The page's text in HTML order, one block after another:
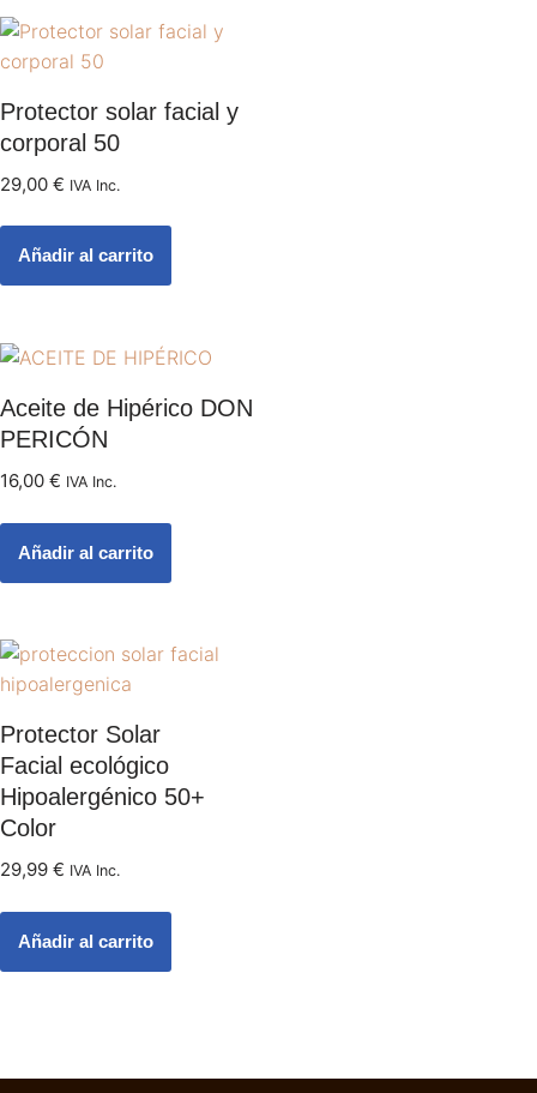
Protector solar facial y
corporal 50
29,00 € IVA Inc.
Añadir al carrito
Aceite de Hipérico DON
PERICÓN
16,00 € IVA Inc.
Añadir al carrito
Protector Solar
Facial ecológico
Hipoalergénico 50+
Color
29,99 € IVA Inc.
Añadir al carrito